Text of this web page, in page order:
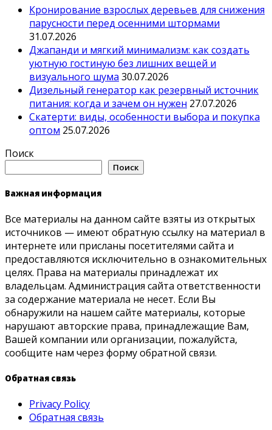
Кронирование взрослых деревьев для снижения
парусности перед осенними штормами
31.07.2026
Джапанди и мягкий минимализм: как создать
уютную гостиную без лишних вещей и
визуального шума 30.07.2026
Дизельный генератор как резервный источник
питания: когда и зачем он нужен 27.07.2026
Скатерти: виды, особенности выбора и покупка
оптом 25.07.2026
Поиск
Поиск
Важная информация
Все материалы на данном сайте взяты из открытых
источников — имеют обратную ссылку на материал в
интернете или присланы посетителями сайта и
предоставляются исключительно в ознакомительных
целях. Права на материалы принадлежат их
владельцам. Администрация сайта ответственности
за содержание материала не несет. Если Вы
обнаружили на нашем сайте материалы, которые
нарушают авторские права, принадлежащие Вам,
Вашей компании или организации, пожалуйста,
сообщите нам через форму обратной связи.
Обратная связь
Privacy Policy
Обратная связь